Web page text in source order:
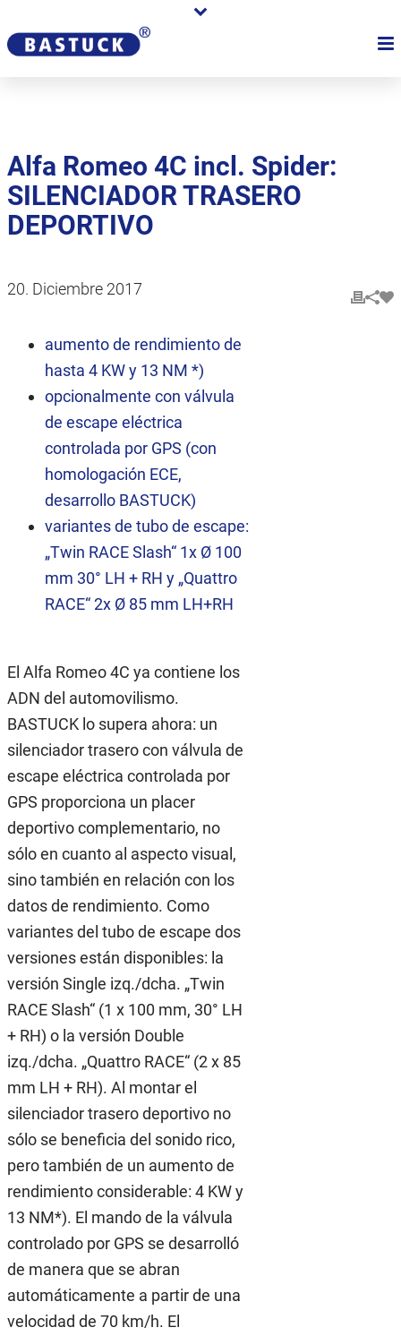
Alfa Romeo 4C incl. Spider:
SILENCIADOR TRASERO
DEPORTIVO
20. Diciembre 2017
aumento de rendimiento de
hasta 4 KW y 13 NM *)
opcionalmente con válvula
de escape eléctrica
controlada por GPS (con
homologación ECE,
desarrollo BASTUCK)
variantes de tubo de escape:
„Twin RACE Slash“ 1x Ø 100
mm 30° LH + RH y „Quattro
RACE“ 2x Ø 85 mm LH+RH
El Alfa Romeo 4C ya contiene los
ADN del automovilismo.
BASTUCK lo supera ahora: un
silenciador trasero con válvula de
escape eléctrica controlada por
GPS proporciona un placer
deportivo complementario, no
sólo en cuanto al aspecto visual,
sino también en relación con los
datos de rendimiento. Como
variantes del tubo de escape dos
versiones están disponibles: la
versión Single izq./dcha. „Twin
RACE Slash“ (1 x 100 mm, 30° LH
+ RH) o la versión Double
izq./dcha. „Quattro RACE“ (2 x 85
mm LH + RH). Al montar el
silenciador trasero deportivo no
sólo se beneficia del sonido rico,
pero también de un aumento de
rendimiento considerable: 4 KW y
13 NM*). El mando de la válvula
controlado por GPS se desarrolló
de manera que se abran
automáticamente a partir de una
velocidad de 70 km/h. El